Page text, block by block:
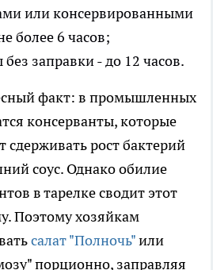
или консервированными
более 6 часов;
заправки - до 12 часов.
факт: в промышленных
консерванты, которые
сдерживать рост бактерий
соус. Однако обилие
в тарелке сводит этот
Поэтому хозяйкам
салат "Полночь"или
порционно, заправляя